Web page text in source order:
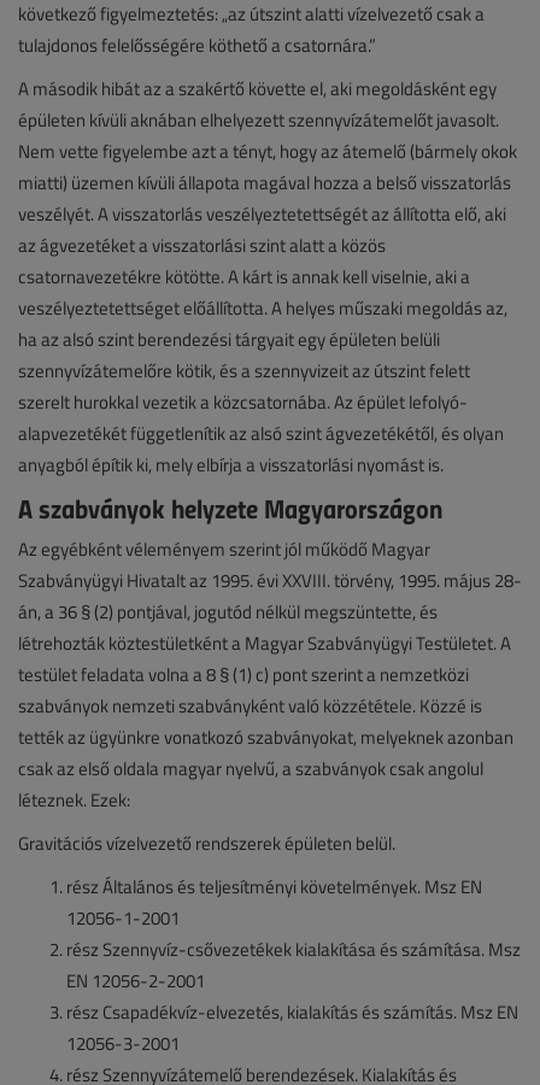
következő figyelmeztetés: „az útszint alatti vízelvezető csak a
tulajdonos felelősségére köthető a csatornára.”
A második hibát az a szakértő követte el, aki megoldásként egy
épületen kívüli aknában elhelyezett szennyvízátemelőt javasolt.
Nem vette figyelembe azt a tényt, hogy az átemelő (bármely okok
miatti) üzemen kívüli állapota magával hozza a belső visszatorlás
veszélyét. A visszatorlás veszélyeztetettségét az állította elő, aki
az ágvezetéket a visszatorlási szint alatt a közös
csatornavezetékre kötötte. A kárt is annak kell viselnie, aki a
veszélyeztetettséget előállította. A helyes műszaki megoldás az,
ha az alsó szint berendezési tárgyait egy épületen belüli
szennyvízátemelőre kötik, és a szennyvizeit az útszint felett
szerelt hurokkal vezetik a közcsatornába. Az épület lefolyó-
alapvezetékét függetlenítik az alsó szint ágvezetékétől, és olyan
anyagból építik ki, mely elbírja a visszatorlási nyomást is.
A szabványok helyzete Magyarországon
Az egyébként véleményem szerint jól működő Magyar
Szabványügyi Hivatalt az 1995. évi XXVIII. törvény, 1995. május 28-
án, a 36 § (2) pontjával, jogutód nélkül megszüntette, és
létrehozták köztestületként a Magyar Szabványügyi Testületet. A
testület feladata volna a 8 § (1) c) pont szerint a nemzetközi
szabványok nemzeti szabványként való közzététele. Közzé is
tették az ügyünkre vonatkozó szabványokat, melyeknek azonban
csak az első oldala magyar nyelvű, a szabványok csak angolul
léteznek. Ezek:
Gravitációs vízelvezető rendszerek épületen belül.
rész Általános és teljesítményi követelmények. Msz EN
12056-1-2001
rész Szennyvíz-csővezetékek kialakítása és számítása. Msz
EN 12056-2-2001
rész Csapadékvíz-elvezetés, kialakítás és számítás. Msz EN
12056-3-2001
rész Szennyvízátemelő berendezések. Kialakítás és